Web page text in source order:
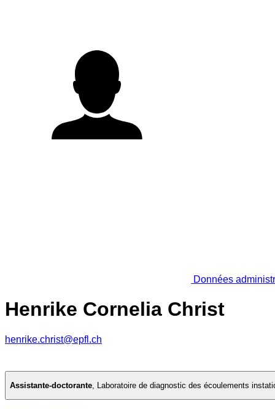
Données
Henrike Cornelia Christ
henrike.christ@epfl.ch
Assistante-doctorante, Laboratoire de diagnostic des écoulements